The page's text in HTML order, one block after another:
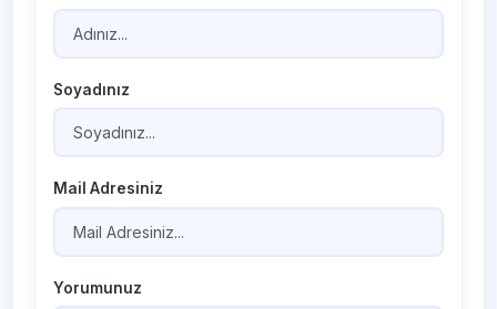
Soyadınız
Mail Adresiniz
Yorumunuz